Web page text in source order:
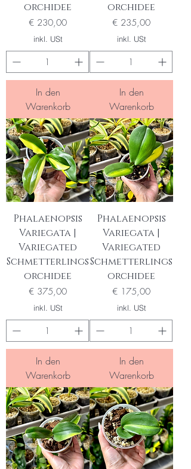
orchidee
Preis
€ 230,00
inkl. USt
In den
Warenkorb
orchidee
Preis
€ 235,00
inkl. USt
In den
Warenkorb
Phalaenopsis
Variegata |
Variegated
Schmetterlings
orchidee
Preis
€ 375,00
inkl. USt
In den
Warenkorb
Phalaenopsis
Variegata |
Variegated
Schmetterlings
orchidee
Preis
€ 175,00
inkl. USt
In den
Warenkorb